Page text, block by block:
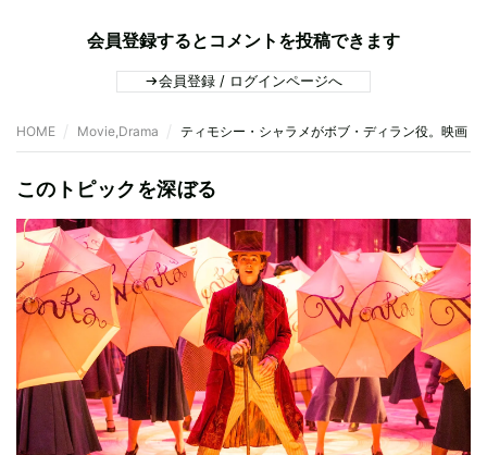
会員登録するとコメントを投稿できます
会員登録 / ログインページへ
HOME Movie,Drama ティモシー・シャラメがボブ・ディラン役。映画
このトピックを深ぼる